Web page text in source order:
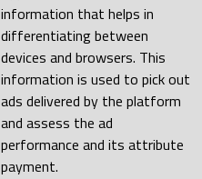
information that helps in
differentiating between
devices and browsers. This
information is used to pick out
ads delivered by the platform
and assess the ad
performance and its attribute
payment.